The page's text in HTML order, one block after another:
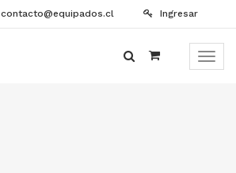
contacto@equipados.cl Ingresar
Menú